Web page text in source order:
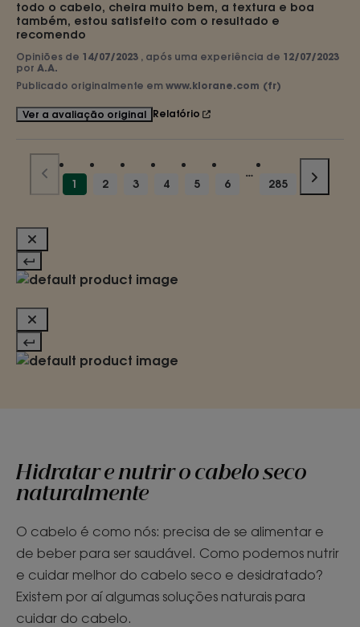
todo o cabelo, cheira muito bem, a textura e boa
também, estou satisfeito com o resultado e
recomendo
Opiniões de 14/07/2023 , após uma experiência de 12/07/2023
por A.A.
Publicado originalmente em www.klorane.com (fr)
Ver a avaliação original Relatório
1 2 3 4 5 6 285
Hidratar e nutrir o cabelo seco
naturalmente
O cabelo é como nós: precisa de se alimentar e
de beber para ser saudável. Como podemos nutrir
e cuidar melhor do cabelo seco e desidratado?
Existem por aí algumas soluções naturais para
cuidar do cabelo.